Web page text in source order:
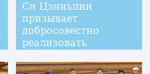
Си Цзиньпин
призывает
добросовестно
реализовать
села